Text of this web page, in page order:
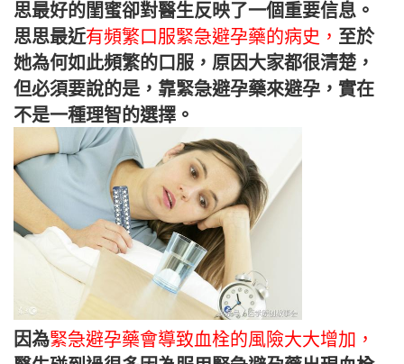
思最好的閨蜜卻對醫生反映了一個重要信息。
思思最近有頻繁口服緊急避孕藥的病史， 至於
她為何如此頻繁的口服，原因大家都很清楚，
但必須要說的是，靠緊急避孕藥來避孕，實在
不是一種理智的選擇。
因為緊急避孕藥會導致血栓的風險大大增加，